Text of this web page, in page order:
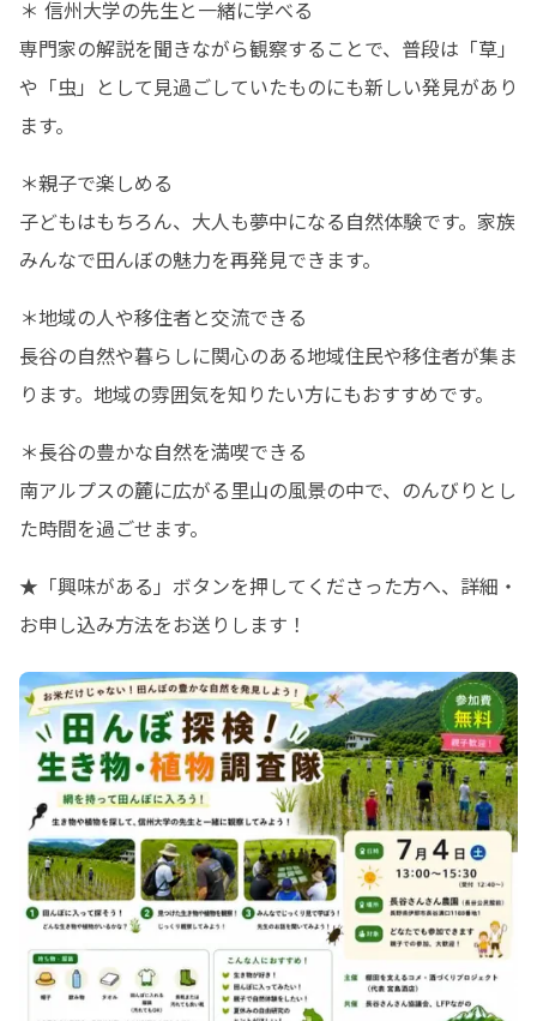
＊ 信州大学の先生と一緒に学べる
専門家の解説を聞きながら観察することで、普段は「草」
や「虫」として見過ごしていたものにも新しい発見があり
ます。
＊親子で楽しめる
子どもはもちろん、大人も夢中になる自然体験です。家族
みんなで田んぼの魅力を再発見できます。
＊地域の人や移住者と交流できる
長谷の自然や暮らしに関心のある地域住民や移住者が集ま
ります。地域の雰囲気を知りたい方にもおすすめです。
＊長谷の豊かな自然を満喫できる
南アルプスの麓に広がる里山の風景の中で、のんびりとし
た時間を過ごせます。
★「興味がある」ボタンを押してくださった方へ、詳細・
お申し込み方法をお送りします！